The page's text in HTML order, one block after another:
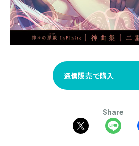
通信販売で購入
Share